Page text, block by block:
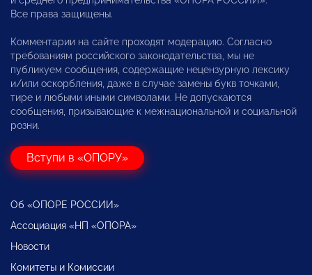
Все права защищены.
Комментарии на сайте проходят модерацию. Согласно
требованиям российского законодательства, мы не
публикуем сообщения, содержащие нецензурную лексику
и/или оскорбления, даже в случае замены букв точками,
тире и любыми иными символами. Не допускаются
сообщения, призывающие к межнациональной и социальной
розни.
Вступи в «ОПОРУ»
Об «ОПОРЕ РОССИИ»
Ассоциация «НП «ОПОРА»
Новости
Комитеты и Комиссии